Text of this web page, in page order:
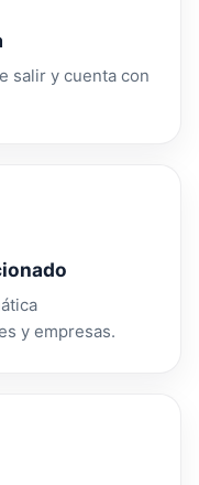
salir y cuenta con
y empresas.